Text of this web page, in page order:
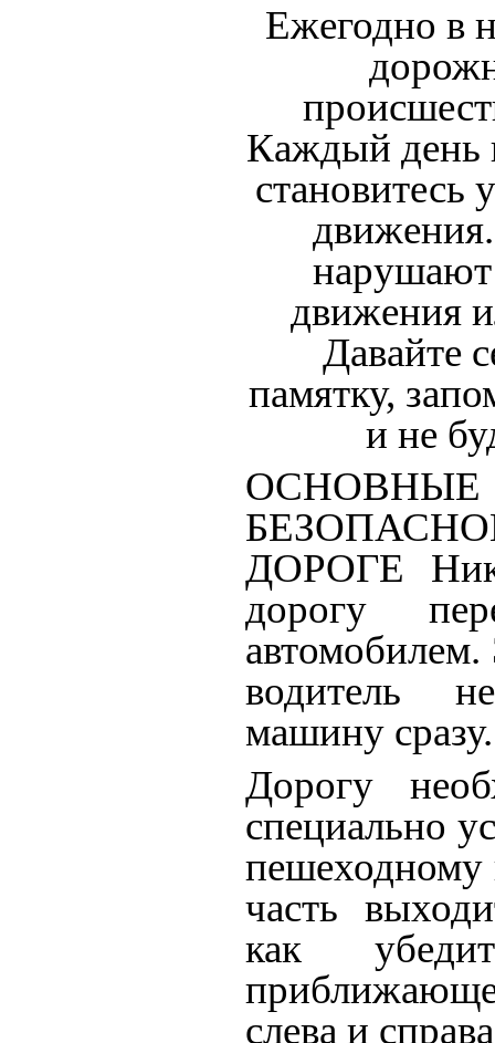
Ежегодно в
Каждый день
становитесь
нарушают
движения
Давайте
памятку,
и не
ДОРОГЕ
дорогу
водитель
машину сразу.
Дорогу
специально
пешеходному
часть
как
слева и